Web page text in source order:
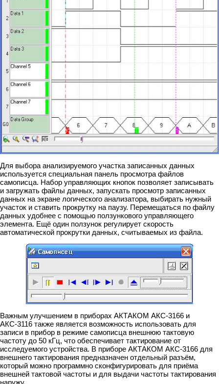
Для выбора анализируемого участка записанных данных
используется специальная панель просмотра файлов
самописца. Набор управляющих кнопок позволяет записывать
и загружать файлы данных, запускать просмотр записанных
данных на экране логического анализатора, выбирать нужный
участок и ставить прокрутку на паузу. Перемещаться по файлу
данных удобнее с помощью ползункового управляющего
элемента. Ещё один ползунок регулирует скорость
автоматической прокрутки данных, считываемых из файла.
Важным улучшением в приборах АКТАКОМ АКС-3166 и
АКС-3116 также является возможность использовать для
записи в прибор в режиме самописца внешнюю тактовую
частоту до 50 кГц, что обеспечивает тактирование от
исследуемого устройства. В приборе АКТАКОМ АКС-3166 для
внешнего тактирования предназначен отдельный разъём,
который можно программно сконфигурировать для приёма
внешней тактовой частоты и для выдачи частоты тактирования
наружу.